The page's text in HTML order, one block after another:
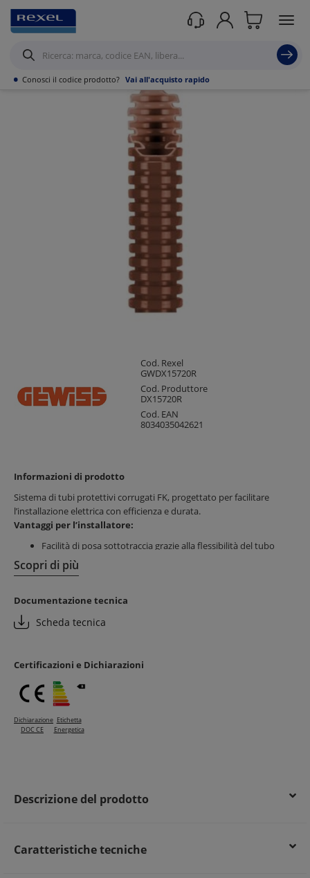
• Conosci il codice prodotto? Vai all'acquisto rapido
Prodotti /Canalizzazioni Tubo PVC,Metallo,Guaine e Accessori /Tubi
corrugati/
Cod. Rexel
GWDX15720R
Cod. Produttore
DX15720R
Cod. EAN
8034035042621
Informazioni di prodotto
Sistema di tubi protettivi corrugati FK, progettato per facilitare
l’installazione elettrica con efficienza e durata.
Vantaggi per l’installatore:
Facilità di posa sottotraccia grazie alla flessibilità del tubo
Risparmio di tempo nell’installazione
Disponibilità in PVC e Polipropilene per diverse esigenze
Vantaggi per il cliente finale:
Protezione duratura contro agenti atmosferici e raggi UV
Scopri di più
Documentazione tecnica
Scheda tecnica
Certificazioni e Dichiarazioni
Dichiarazione
DOC CE
Etichetta
Energetica
Descrizione del prodotto
Caratteristiche tecniche